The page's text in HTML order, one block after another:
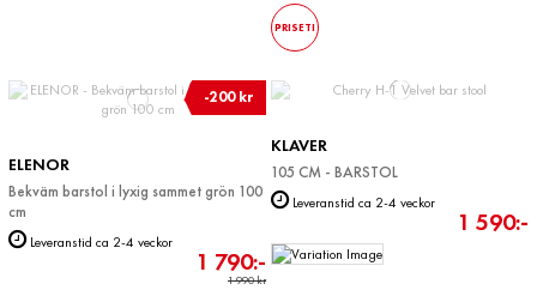
PRISETI
-200 kr
ELENOR
Bekväm barstol i lyxig sammet grön 100
cm
Leveranstid ca 2-4 veckor
1 790:-
1 990 kr
KLAVER
105 CM - BARSTOL
Leveranstid ca 2-4 veckor
1 590:-